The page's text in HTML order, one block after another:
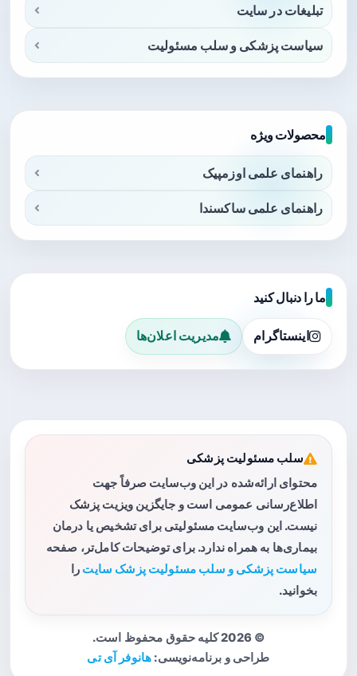
تبلیغات در سایت
سیاست پزشکی و سلب مسئولیت
محصولات ویژه
راهنمای علمی اوزمپیک
راهنمای علمی ساکسندا
ما را دنبال کنید
اینستاگرام مدیریت اعلان‌ها
سلب مسئولیت پزشکی
محتوای ارائه‌شده در این وب‌سایت صرفاً جهت
اطلاع‌رسانی عمومی است و جایگزین ویزیت پزشک
نیست. این وب‌سایت مسئولیتی برای تشخیص یا درمان
بیماری‌ها به همراه ندارد. برای توضیحات کامل‌تر، صفحه
سیاست پزشکی و سلب مسئولیت پزشک سایت را
بخوانید.
© 2026 کلیه حقوق محفوظ است.
طراحی و برنامه‌نویسی: هانوفر آی تی